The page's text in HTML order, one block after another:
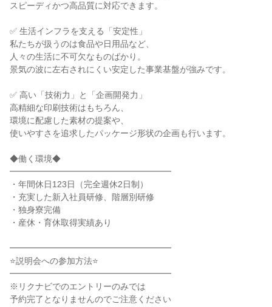
スピーディかつ高品質に対応できます。
✅ 生活インフラを支える「安定性」
私たちが扱うのは食品や日用品など、
人々の生活に不可欠なものばかり。
景気の波に左右されにくい安定した事業基盤が強みです。
✅ 高い「技術力」と「企画開発力」
高精細な印刷技術はもちろん、
環境に配慮した素材の提案や、
使いやすさを追求したパッケージ形状の企画も行います。
◆働く環境◆
━━━━━━━━━━━━━━━━━━━
・年間休日123日（完全週休2日制）
・充実した新入社員研修、階層別研修
・独身寮完備
・産休・育休取得実績あり
━━━━━━━━━━━━━━━━━━━
⭐説明会への参加方法⭐
━━━━━━━━━━━━━━━━━━━
※リクナビでのエントリーのみでは
予約完了となりませんのでご注意ください